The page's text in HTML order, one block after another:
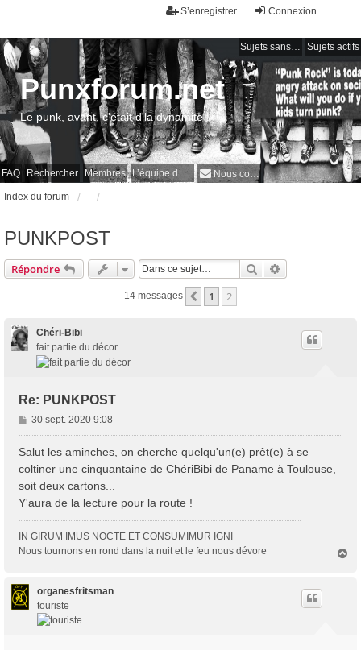
Connexion
S’enregistrer
Sujets sans réponse Sujets actifs
FAQ Rechercher Membres L’équipe du forum Nous contacter
Punxforum.net
Le punk, avant, c'était d'la dynamite !
Index du forum
PUNKPOST
Répondre Rechercher
14 messages Précédente
1 2
Chéri-Bibi
fait partie du décor
Re: PUNKPOST
M
e
a
g
e
30 sept. 2020 9:08
Salut les aminches, on cherche quelqu'un(e) prêt(e) à se
coltiner une cinquantaine de ChériBibi de Paname à Toulouse,
soit deux cartons...
Y'aura de la lecture pour la route !
IN GIRUM IMUS NOCTE ET CONSUMIMUR IGNI
Nous tournons en rond dans la nuit et le feu nous dévore
organesfritsman
touriste